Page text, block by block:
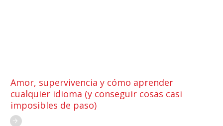
Amor, supervivencia y cómo aprender
cualquier idioma (y conseguir cosas casi
imposibles de paso)